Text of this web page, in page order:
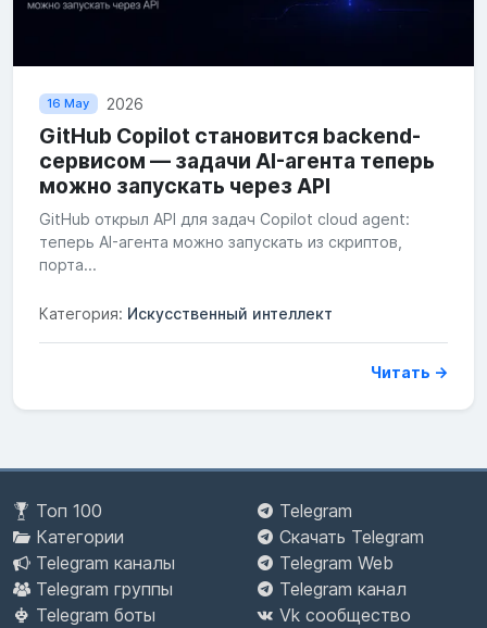
16 May 2026
GitHub Copilot становится backend-
сервисом — задачи AI-агента теперь
можно запускать через API
GitHub открыл API для задач Copilot cloud agent:
теперь AI-агента можно запускать из скриптов,
порта...
Категория: Искусственный интеллект
Читать →
Топ 100
Категории
Telegram каналы
Telegram группы
Telegram боты
Telegram
Скачать Telegram
Telegram Web
Telegram канал
Vk сообщество